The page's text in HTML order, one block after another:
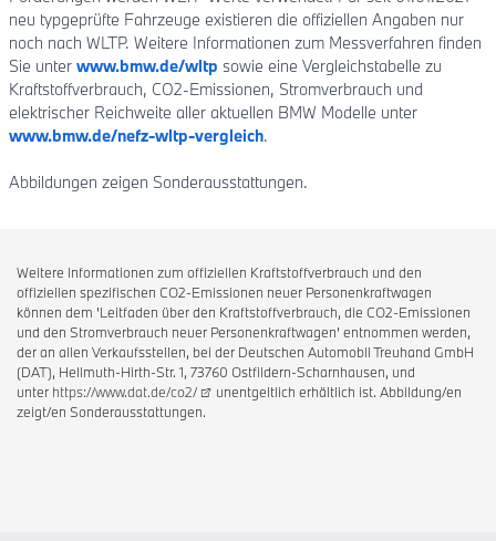
neu typgeprüfte Fahrzeuge existieren die offiziellen Angaben nur
noch nach WLTP. Weitere Informationen zum Messverfahren finden
Sie unter www.bmw.de/wltp sowie eine Vergleichstabelle zu
Kraftstoffverbrauch, CO2-Emissionen, Stromverbrauch und
elektrischer Reichweite aller aktuellen BMW Modelle unter
www.bmw.de/nefz-wltp-vergleich.
Abbildungen zeigen Sonderausstattungen.
Weitere Informationen zum offiziellen Kraftstoffverbrauch und den
offiziellen spezifischen CO2-Emissionen neuer Personenkraftwagen
können dem 'Leitfaden über den Kraftstoffverbrauch, die CO2-Emissionen
und den Stromverbrauch neuer Personenkraftwagen' entnommen werden,
der an allen Verkaufsstellen, bei der Deutschen Automobil Treuhand GmbH
(DAT), Hellmuth-Hirth-Str. 1, 73760 Ostfildern-Scharnhausen, und
unter https://www.dat.de/co2/
unentgeltlich erhältlich ist. Abbildung/en
zeigt/en Sonderausstattungen.